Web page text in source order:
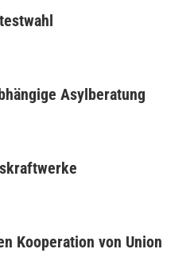
Asylberatung
Kooperation von Union